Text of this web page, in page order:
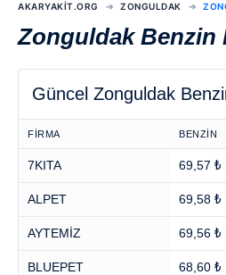
AKARYAKIT.ORG ZONGULDAK
Zonguldak Benzin
Güncel Zonguldak
FİRMA BENZİN
7KITA 69,57 ₺
ALPET 69,58 ₺
AYTEMİZ 69,56 ₺
BLUEPET 68,60 ₺